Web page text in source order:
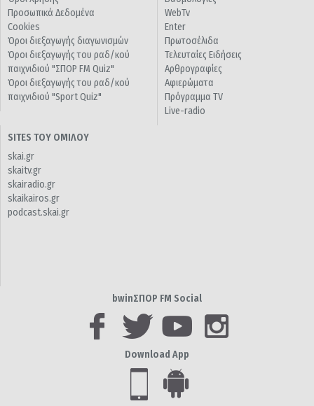
Προσωπικά Δεδομένα
Cookies
Όροι διεξαγωγής διαγωνισμών
Όροι διεξαγωγής του ραδ/κού
παιχνιδιού "ΣΠΟΡ FM Quiz"
Όροι διεξαγωγής του ραδ/κού
παιχνιδιού "Sport Quiz"
WebTv
Enter
Πρωτοσέλιδα
Τελευταίες Ειδήσεις
Αρθρογραφίες
Αφιερώματα
Πρόγραμμα TV
Live-radio
SITES ΤΟΥ ΟΜΙΛΟΥ
skai.gr
skaitv.gr
skairadio.gr
skaikairos.gr
podcast.skai.gr
bwinΣΠΟΡ FM Social
Download App